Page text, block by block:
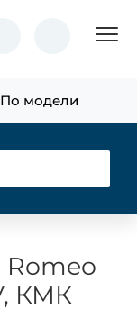
По модели
Romeo
КМК